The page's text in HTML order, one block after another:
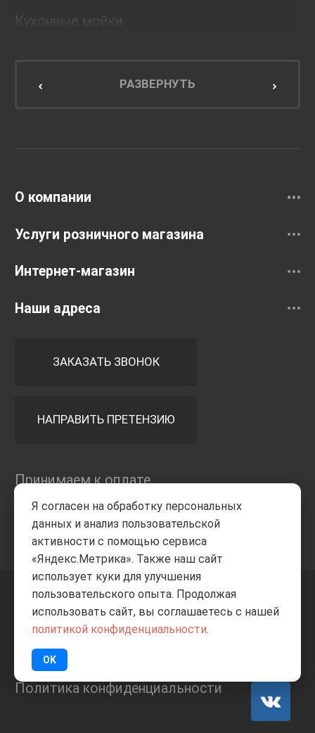
Кухонные мойки
Мебель для кухниРАЗВЕРНУТЬ
О компании
Услуги розничного магазина
Интернет-магазин
Наши адреса
ЗАКАЗАТЬ ЗВОНОК
НАПРАВИТЬ ПРЕТЕНЗИЮ
Принимаем к оплате
+7 8332205-805 ВВЕРХ
ИП Баранов А.С. 2026
Политика конфиденциальности
Я согласен на обработку персональных
данных и анализ пользовательской
активности с помощью сервиса
«Яндекс.Метрика». Также наш сайт
использует куки для улучшения
пользовательского опыта. Продолжая
использовать сайт, вы соглашаетесь с нашей
политикой конфиденциальности.
OK